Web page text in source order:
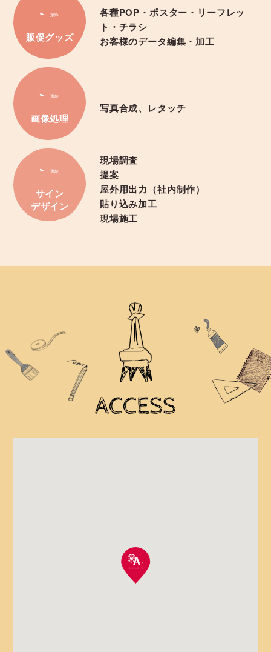
販促グッズ
各種POP・ポスター・リーフレッ
ト・チラシ
お客様のデータ編集・加工
画像処理
写真合成、レタッチ
サイン
デザイン
現場調査
提案
屋外用出力（社内制作）
貼り込み加工
現場施工
ACCESS